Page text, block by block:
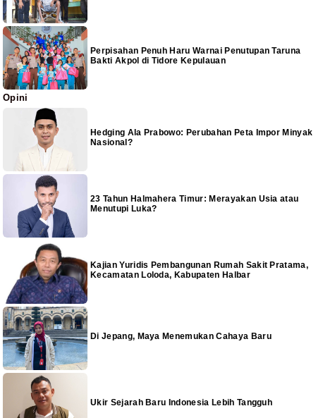
Perpisahan Penuh Haru Warnai Penutupan Taruna
Bakti Akpol di Tidore Kepulauan
Opini
Hedging Ala Prabowo: Perubahan Peta Impor Minyak
Nasional?
23 Tahun Halmahera Timur: Merayakan Usia atau
Menutupi Luka?
Kajian Yuridis Pembangunan Rumah Sakit Pratama,
Kecamatan Loloda, Kabupaten Halbar
Di Jepang, Maya Menemukan Cahaya Baru
Ukir Sejarah Baru Indonesia Lebih Tangguh